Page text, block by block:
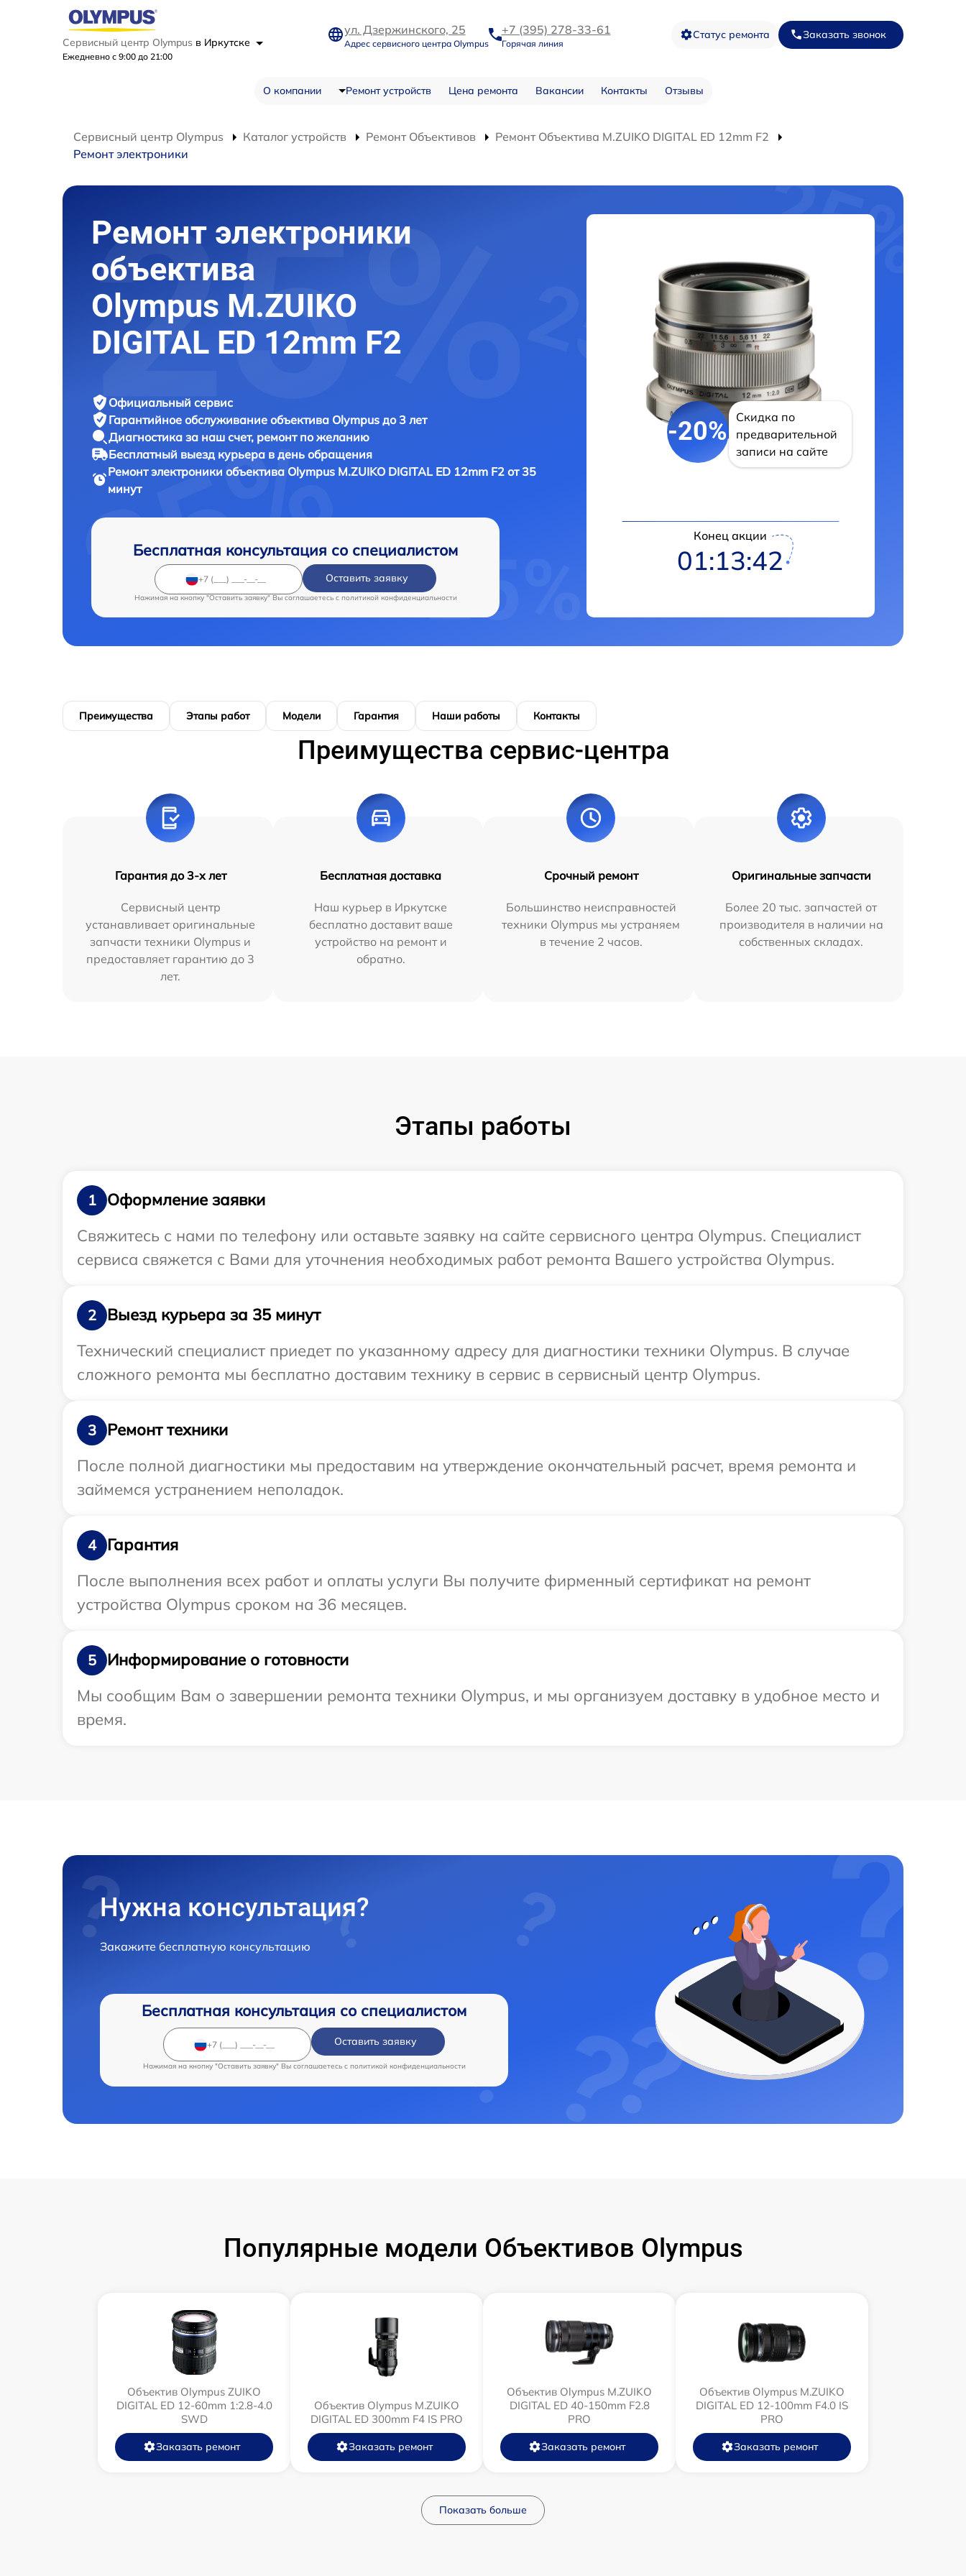
Сервисный центр Olympus в Иркутске
Ежедневно с 9:00 до 21:00
ул. Дзержинского, 25
Адрес сервисного центра Olympus
+7 (395) 278-33-61
Горячая линия
Статус ремонта Заказать звонок
О компании Ремонт устройств Цена ремонта Вакансии Контакты Отзывы
Сервисный центр Olympus Каталог устройств Ремонт Объективов
Ремонт Объектива M.ZUIKO DIGITAL ED 12mm F2
Ремонт электроники
Ремонт электроники
объектива
Olympus M.ZUIKO
DIGITAL ED 12mm F2
Официальный сервис
Гарантийное обслуживание объектива Olympus до 3 лет
Диагностика за наш счет, ремонт по желанию
Бесплатный выезд курьера в день обращения
Ремонт электроники объектива Olympus M.ZUIKO DIGITAL ED 12mm F2 от 35
минут
Бесплатная консультация со специалистом
Оставить заявку
Нажимая на кнопку "Оставить заявку" Вы соглашаетесь c политикой конфиденциальности
-20%
Скидка по
предварительной
записи на сайте
Конец акции
01:13:41
Преимущества Этапы работ Модели Гарантия Наши работы Контакты
Преимущества сервис-центра
Гарантия до 3-х лет
Сервисный центр
устанавливает оригинальные
запчасти техники Olympus и
предоставляет гарантию до 3
лет.
Бесплатная доставка
Наш курьер в Иркутске
бесплатно доставит ваше
устройство на ремонт и
обратно.
Срочный ремонт
Большинство неисправностей
техники Olympus мы устраняем
в течение 2 часов.
Оригинальные запчасти
Более 20 тыс. запчастей от
производителя в наличии на
собственных складах.
Этапы работы
1
Оформление заявки
Свяжитесь с нами по телефону или оставьте заявку на сайте сервисного центра Olympus. Специалист
сервиса свяжется с Вами для уточнения необходимых работ ремонта Вашего устройства Olympus.
2
Выезд курьера за 35 минут
Технический специалист приедет по указанному адресу для диагностики техники Olympus. В случае
сложного ремонта мы бесплатно доставим технику в сервис в сервисный центр Olympus.
3
Ремонт техники
После полной диагностики мы предоставим на утверждение окончательный расчет, время ремонта и
займемся устранением неполадок.
4
Гарантия
После выполнения всех работ и оплаты услуги Вы получите фирменный сертификат на ремонт
устройства Olympus сроком на 36 месяцев.
5
Информирование о готовности
Мы сообщим Вам о завершении ремонта техники Olympus, и мы организуем доставку в удобное место и
время.
Нужна консультация?
Закажите бесплатную консультацию
Бесплатная консультация со специалистом
Оставить заявку
Нажимая на кнопку "Оставить заявку" Вы соглашаетесь c политикой конфиденциальности
Популярные модели Объективов Olympus
Объектив Olympus ZUIKO
DIGITAL ED 12-60mm 1:2.8-4.0
SWD
Заказать ремонт
Объектив Olympus M.ZUIKO
DIGITAL ED 300mm F4 IS PRO
Заказать ремонт
Объектив Olympus M.ZUIKO
DIGITAL ED 40-150mm F2.8
PRO
Заказать ремонт
Объектив Olympus M.ZUIKO
DIGITAL ED 12‑100mm F4.0 IS
PRO
Заказать ремонт
Показать больше